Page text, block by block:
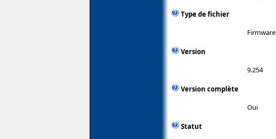
Type de fichier
Firmware
Version
9.254
Version complète
Oui
Statut